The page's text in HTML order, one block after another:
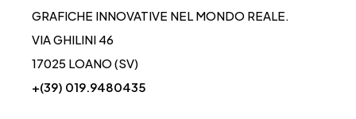
GRAFICHE INNOVATIVE NEL MONDO REALE.
VIA GHILINI 46
17025 LOANO (SV)
+(39) 019.9480435